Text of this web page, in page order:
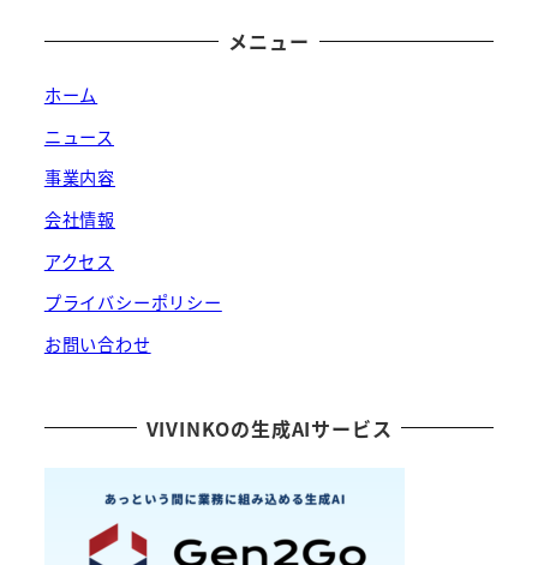
メニュー
ホーム
ニュース
事業内容
会社情報
アクセス
プライバシーポリシー
お問い合わせ
VIVINKOの生成AIサービス